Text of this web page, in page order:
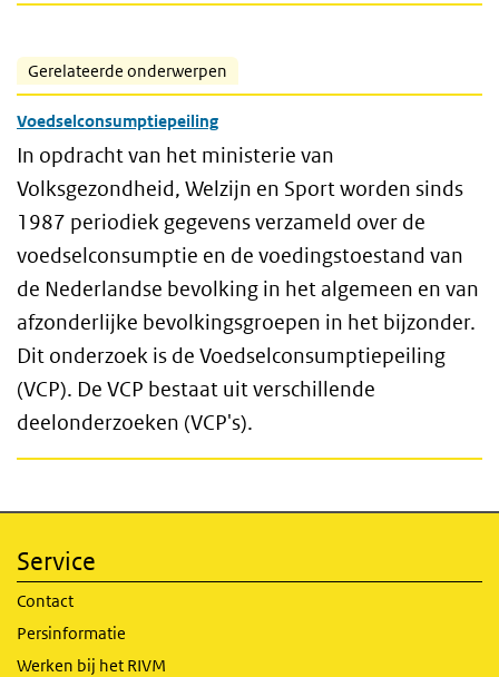
Gerelateerde onderwerpen
Voedselconsumptiepeiling
In opdracht van het ministerie van
Volksgezondheid, Welzijn en Sport worden sinds
1987 periodiek gegevens verzameld over de
voedselconsumptie en de voedingstoestand van
de Nederlandse bevolking in het algemeen en van
afzonderlijke bevolkingsgroepen in het bijzonder.
Dit onderzoek is de Voedselconsumptiepeiling
(VCP). De VCP bestaat uit verschillende
deelonderzoeken (VCP's).
Service
Contact
Persinformatie
Werken bij het RIVM